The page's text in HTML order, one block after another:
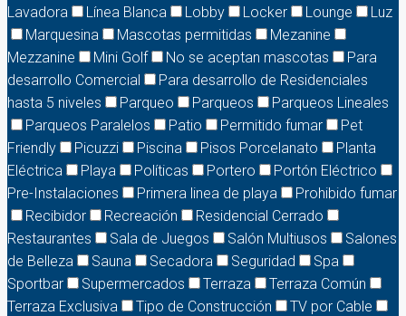
Lavadora
Línea Blanca Lobby Locker Lounge
Luz
Marquesina
Mascotas permitidas
Mezanine
Mezzanine
Mini Golf No se aceptan mascotas
Para
desarrollo Comercial
Para desarrollo de Residenciales
hasta 5 niveles
Parqueo Parqueos
Parqueos Lineales
Parqueos Paralelos
Patio Permitido fumar
Pet
Friendly
Picuzzi Piscina Pisos Porcelanato
Planta
Eléctrica
Playa Políticas Portero
Portón Eléctrico
Pre-Instalaciones
Primera linea de playa
Prohibido fumar
Recibidor
Recreación
Residencial Cerrado
Restaurantes
Sala de Juegos Salón Multiusos
Salones
de Belleza
Sauna Secadora Seguridad
Spa
Sportbar
Supermercados Terraza
Terraza Común
Terraza Exclusiva
Tipo de Construcción
TV por Cable